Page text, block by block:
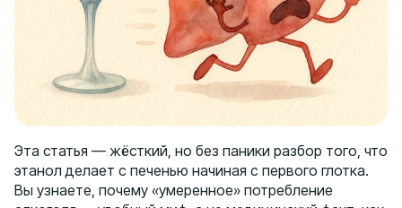
Эта статья — жёсткий, но без паники разбор того, что
этанол делает с печенью начиная с первого глотка.
Вы узнаете, почему «умеренное» потребление